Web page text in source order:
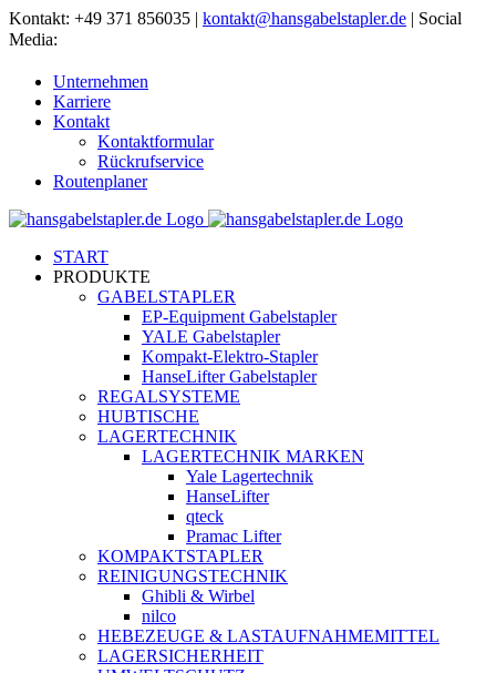
Zum
Inhalt
Kontakt: +49 371 856035 | kontakt@hansgabelstapler.de | Social
Media:
Unternehmen
Karriere
Kontakt
Kontaktformular
Rückrufservice
Routenplaner
START
PRODUKTE
GABELSTAPLER
EP-Equipment Gabelstapler
YALE Gabelstapler
Kompakt-Elektro-Stapler
HanseLifter Gabelstapler
REGALSYSTEME
HUBTISCHE
LAGERTECHNIK
LAGERTECHNIK MARKEN
Yale Lagertechnik
HanseLifter
qteck
Pramac Lifter
KOMPAKTSTAPLER
REINIGUNGSTECHNIK
Ghibli & Wirbel
nilco
HEBEZEUGE & LASTAUFNAHMEMITTEL
LAGERSICHERHEIT